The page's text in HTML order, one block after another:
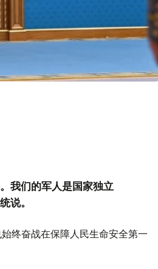
我们的军人是国家独立
说。
终奋战在保障人民生命安全第一